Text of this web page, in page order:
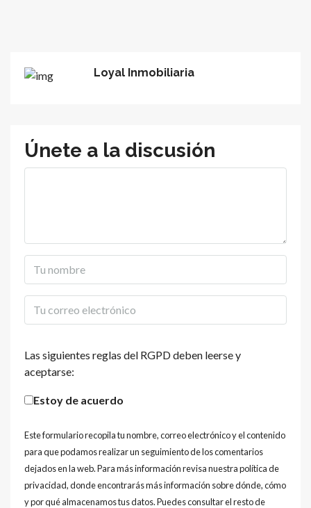
Loyal Inmobiliaria
Únete a la discusión
Las siguientes reglas del RGPD deben leerse y
aceptarse:
Estoy de acuerdo
Este formulario recopila tu nombre, correo electrónico y el contenido
para que podamos realizar un seguimiento de los comentarios
dejados en la web. Para más información revisa nuestra política de
privacidad, donde encontrarás más información sobre dónde, cómo
y por qué almacenamos tus datos. Puedes consultar el resto de